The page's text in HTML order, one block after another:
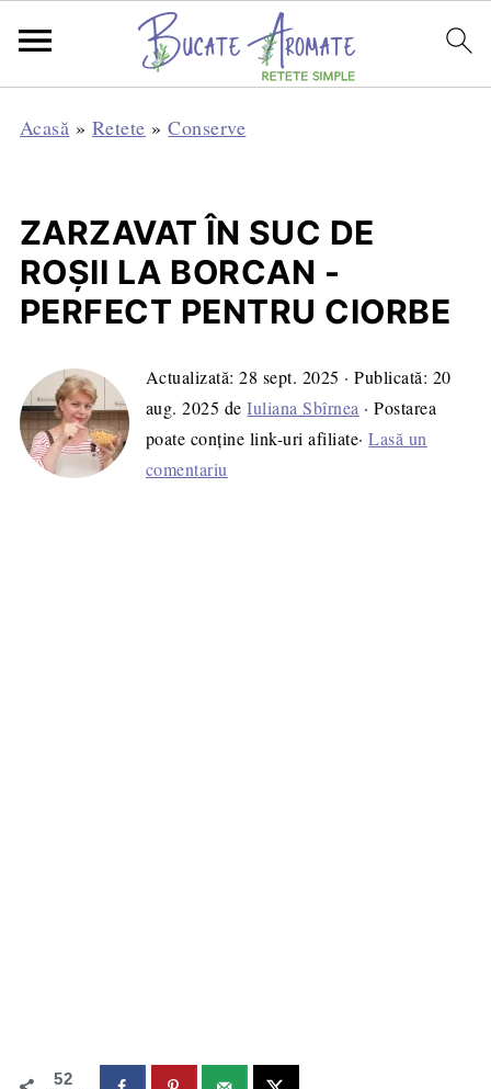
Acasă » Retete »Conserve
ZARZAVAT ÎN SUC DE
ROȘII LA BORCAN -
PERFECT PENTRU CIORBE
Actualizată:28 sept. 2025 · Publicată: 20
aug. 2025 deIuliana Sbîrnea · Postarea
poate conține link-uri afiliate·Lasă un
comentariu
52